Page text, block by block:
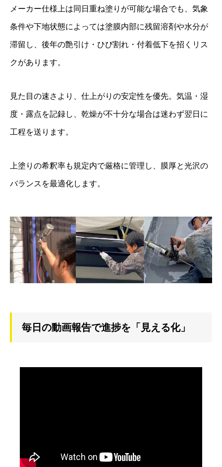
メーカー仕様上は同日重ね塗りが可能な場合でも、気象
条件や下地状態によっては塗膜内部に残留溶剤や水分が
滞留し、後年の艶引け・ひび割れ・付着低下を招くリス
クがあります。
見た目の速さより、仕上がりの安定性を優先。気温・湿
度・露点を記録し、乾燥が不十分な場合は迷わず翌日に
工程を送ります。
上塗りの希釈率も規定内で厳格に管理し、膜厚と光沢の
バランスを最適化します。
毎日の動画報告で進捗を「見える化」